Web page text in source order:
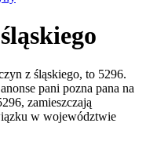
z śląskiego, to 5296.
pani pozna pana na
zamieszczają
w województwie